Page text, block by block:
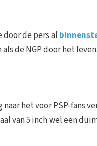
de pers al
de NGP door het leven.
het voor PSP-fans
van 5 inch wel een